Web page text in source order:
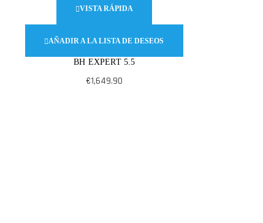
VISTA RÁPIDA
AÑADIR A LA LISTA DE DESEOS
BH EXPERT 5.5
€1,649.90